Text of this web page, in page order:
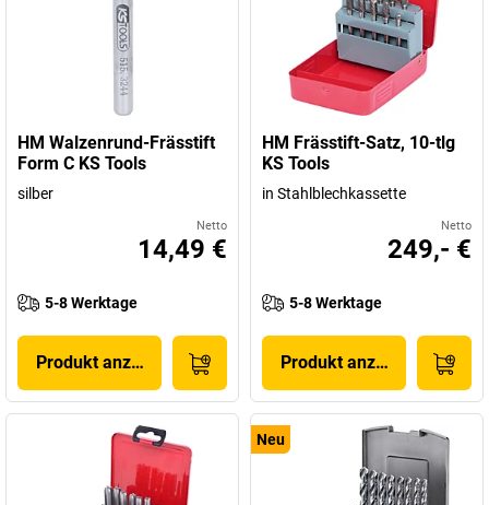
HM Walzenrund-Frässtift
Form C KS Tools
silber
Netto
14,49 €
5-8 Werktage
Produkt anzeigen
HM Frässtift-Satz, 10-tlg
KS Tools
in Stahlblechkassette
Netto
249,- €
5-8 Werktage
Produkt anzeigen
Neu